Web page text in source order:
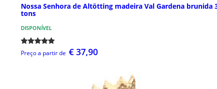
Nossa Senhora de Altötting madeira Val Gardena brunida
tons
DISPONÍVEL
Preço a partir de € 37,90